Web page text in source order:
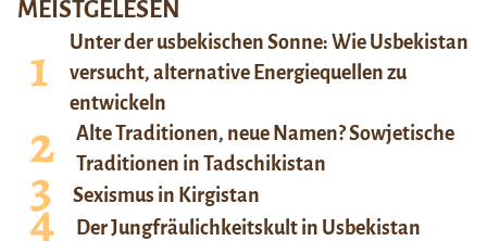
MEISTGELESEN
Unter der usbekischen Sonne: Wie Usbekistan
versucht, alternative Energiequellen zu
entwickeln
Alte Traditionen, neue Namen? Sowjetische
Traditionen in Tadschikistan
Sexismus in Kirgistan
Der Jungfräulichkeitskult in Usbekistan